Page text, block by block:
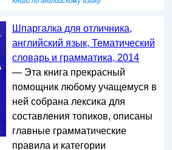
Шпаргалка для отличника,
английский язык, Тематический
словарь и грамматика, 2014
— Эта книга прекрасный
помощник любому учащемуся в
ней собрана лексика для
составления топиков, описаны
главные грамматические
правила и категории